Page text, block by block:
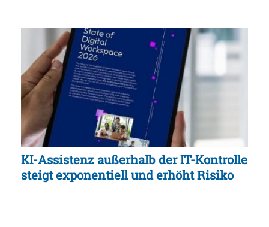
KI-Assistenz außerhalb der IT-Kontrolle
steigt exponentiell und erhöht Risiko